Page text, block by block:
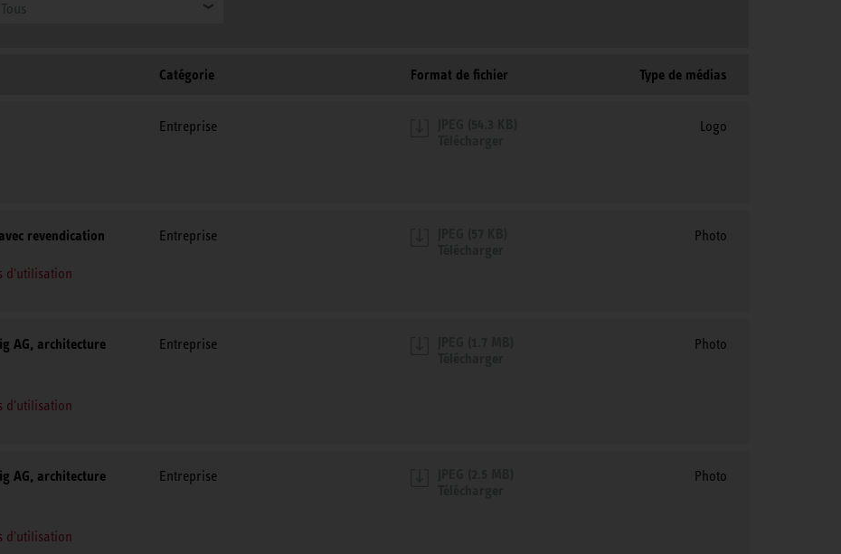
Tous
Catégorie Format de fichier Type de médias
Entreprise Logo
revendication
d'utilisation
Entreprise Photo
AG, architecture
d'utilisation
Entreprise Photo
AG, architecture
d'utilisation
Entreprise Photo